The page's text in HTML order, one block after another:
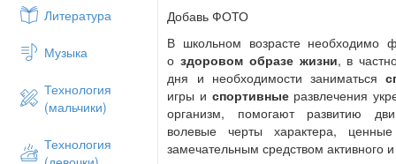
Литература
Музыка
Технология
(мальчики)
Технология
Добавь ФОТО
В школьном возрасте необходимо
оздоровом образе жизни, в
дня и необходимости заниматься
игры и спортивныеразвлечения
организм, помогают развитию
волевые черты характера,
замечательным средством активного